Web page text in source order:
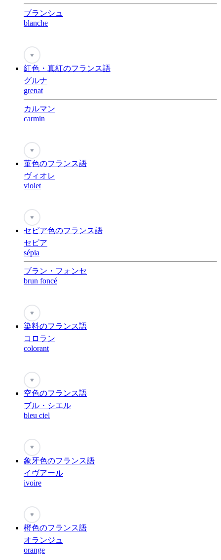
ブランシュ
blanche
♥
紅色・真紅のフランス語
グルナ
grenat
カルマン
carmin
♥
菫色のフランス語
ヴィオレ
violet
♥
セピア色のフランス語
セピア
sépia
ブラン・フォンセ
brun foncé
♥
染料のフランス語
コロラン
colorant
♥
空色のフランス語
ブル・シエル
bleu ciel
♥
象牙色のフランス語
イヴアール
ivoire
♥
橙色のフランス語
オランジュ
orange